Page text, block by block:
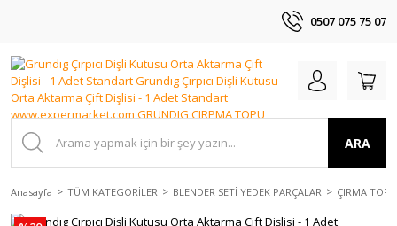
0507 075 75 07
ARA
Anasayfa TÜM KATEGORİLER BLENDER SETİ YEDEK PARÇALAR ÇIRMA TOPU